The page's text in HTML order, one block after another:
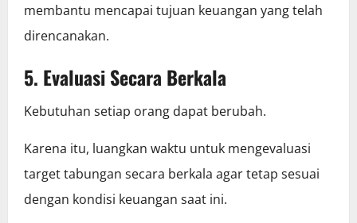
membantu mencapai tujuan keuangan yang telah
direncanakan.
5. Evaluasi Secara Berkala
Kebutuhan setiap orang dapat berubah.
Karena itu, luangkan waktu untuk mengevaluasi
target tabungan secara berkala agar tetap sesuai
dengan kondisi keuangan saat ini.